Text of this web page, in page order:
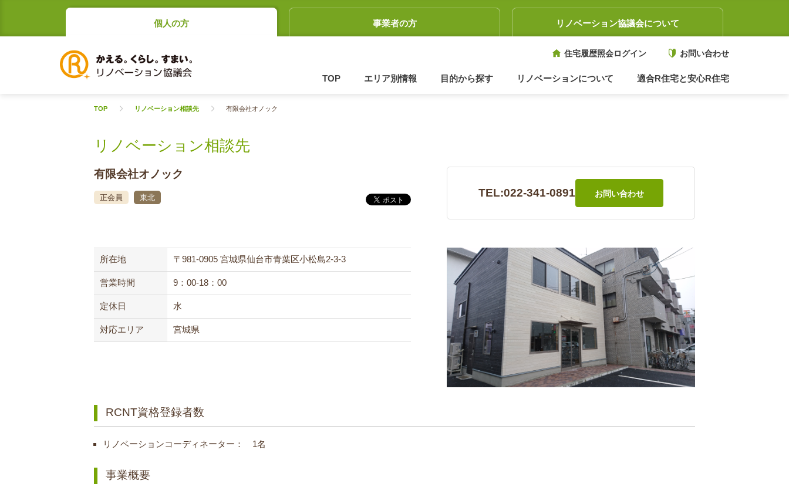
個人の方 事業者の方 リノベーション協議会について
住宅履歴照会ログイン お問い合わせ
TOP エリア別情報 目的から探す リノベーションについて 適合R住宅と安心R住宅
TOP リノベーション相談先 有限会社オノック
リノベーション相談先
有限会社オノック
正会員 東北 TEL:022-341-0891 お問い合わせ
所在地 〒981-0905 宮城県仙台市青葉区小松島2-3-3
営業時間 9：00-18：00
定休日 水
対応エリア 宮城県
RCNT資格登録者数
リノベーションコーディネーター： 1名
事業概要